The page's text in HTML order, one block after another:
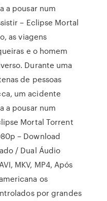
a pousar num
– Eclipse Mortal
as viagens
e o homem
Durante uma
de pessoas
um acidente
a pousar num
Mortal Torrent
– Download
/ Dual Áudio
MKV, MP4, Após
os
por grandes